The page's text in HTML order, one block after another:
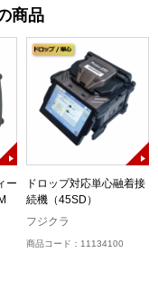
商品
ー
ドロップ対応単心融着接
続機（45SD）
フジクラ
商品コード：11134100